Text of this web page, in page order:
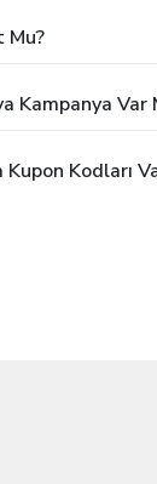
Mu?
Kampanya Var
Kodları